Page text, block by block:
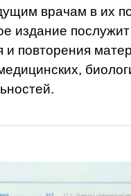
врачам в их
издание
и повторения